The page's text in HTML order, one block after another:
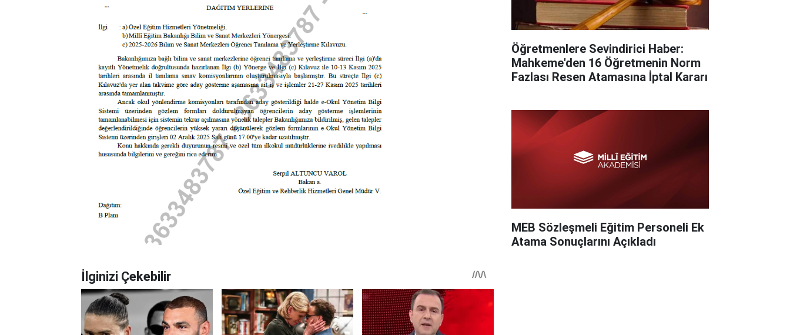
Öğretmenlere Sevindirici Haber:
Mahkeme'den 16 Öğretmenin Norm
Fazlası Resen Atamasına İptal Kararı
MEB Sözleşmeli Eğitim Personeli Ek
Atama Sonuçlarını Açıkladı